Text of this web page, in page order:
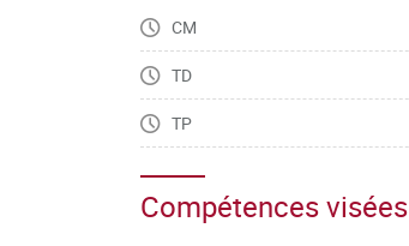
CM
TD
TP
Compétences visées